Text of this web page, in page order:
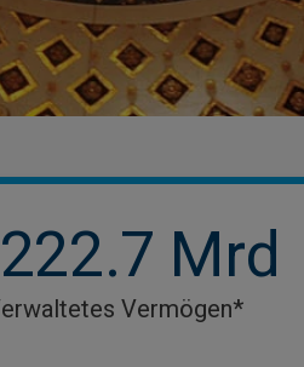
Mrd
Vermögen*